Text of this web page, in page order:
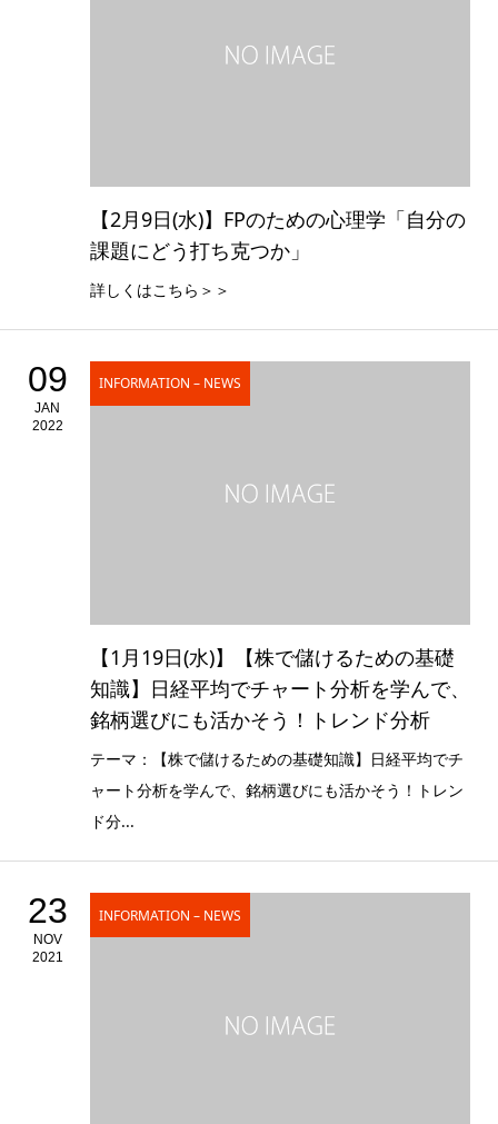
【2月9日(水)】FPのための心理学「自分の
課題にどう打ち克つか」
詳しくはこちら＞＞
09
JAN
2022
INFORMATION – NEWS
【1月19日(水)】【株で儲けるための基礎
知識】日経平均でチャート分析を学んで、
銘柄選びにも活かそう！トレンド分析
テーマ：【株で儲けるための基礎知識】日経平均でチ
ャート分析を学んで、銘柄選びにも活かそう！トレン
ド分...
23
NOV
2021
INFORMATION – NEWS